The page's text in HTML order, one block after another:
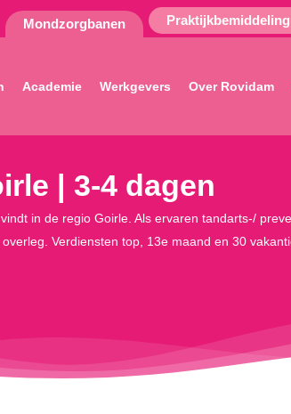
Mondzorgbanen Praktijkbemiddeling
Academie Werkgevers Over Rovidam
| 3-4 dagen
in de regio Goirle. Als ervaren tandarts-/
Verdiensten top, 13e maand en 30